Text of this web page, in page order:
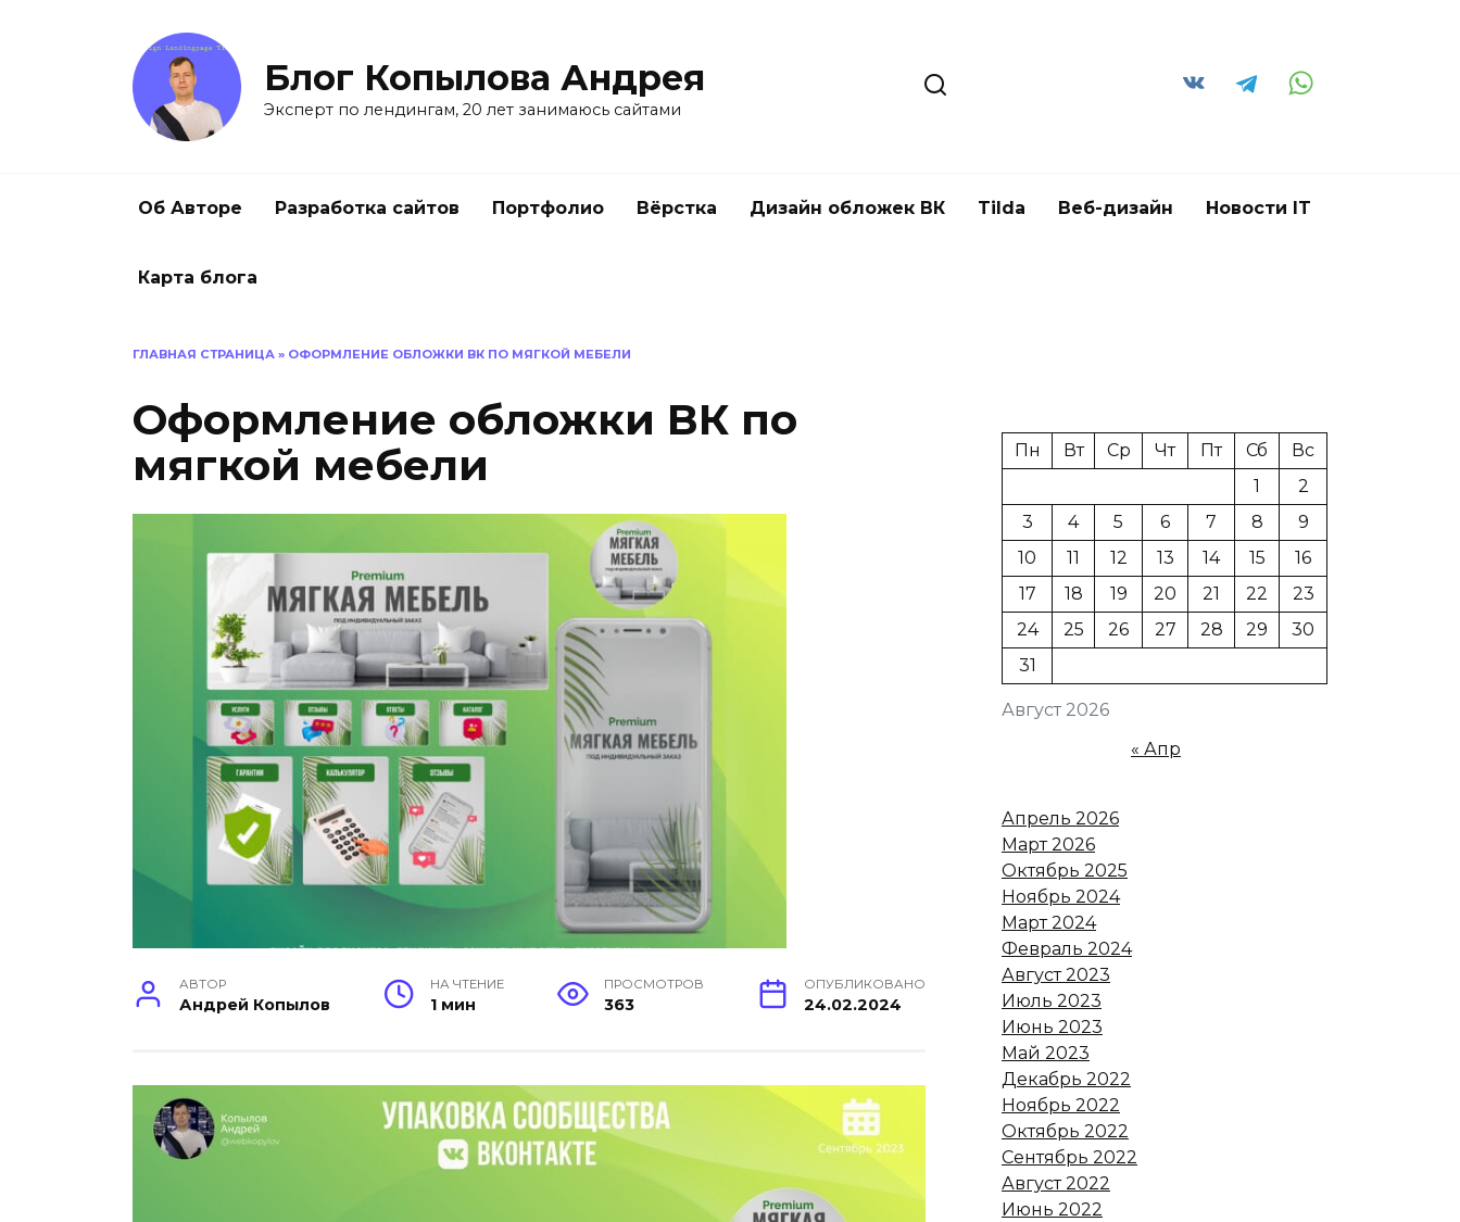
Блог Копылова Андрея
Эксперт по лендингам, 20 лет занимаюсь сайтами
Об Авторе Разработка сайтов Портфолио Вёрстка Дизайн обложек ВК Tilda Веб-дизайн Новости IT
Карта блога
ГЛАВНАЯ СТРАНИЦА » ОФОРМЛЕНИЕ ОБЛОЖКИ ВК ПО МЯГКОЙ МЕБЕЛИ
Оформление обложки ВК по
мягкой мебели
АВТОР
Андрей Копылов
НА ЧТЕНИЕ
1 мин
ПРОСМОТРОВ
363
ОПУБЛИКОВАНО
24.02.2024
Август 2026
Пн Вт Ср Чт Пт Сб
Вс
1
2
3
4 5 6 7 8
9
10
11 12 13 14 15
16
17
18 19 20 21 22
23
24
25 26 27 28 29
30
31
« Апр
Апрель 2026
Март 2026
Октябрь 2025
Ноябрь 2024
Март 2024
Февраль 2024
Август 2023
Июль 2023
Июнь 2023
Май 2023
Декабрь 2022
Ноябрь 2022
Октябрь 2022
Сентябрь 2022
Август 2022
Июнь 2022